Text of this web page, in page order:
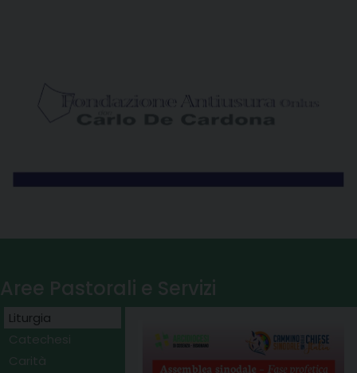
Aree Pastorali e Servizi
Liturgia
Catechesi
Carità